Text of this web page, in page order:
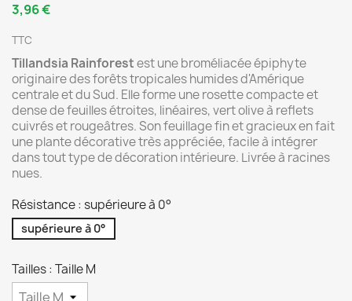
3,96 €
TTC
Tillandsia Rainforestest une broméliacée épiphyte
originaire des forêts tropicales humides d'Amérique
centrale et du Sud. Elle forme une rosette compacte et
dense de feuilles étroites, linéaires, vert olive à reflets
cuivrés et rougeâtres. Son feuillage fin et gracieux en fait
une plante décorative très appréciée, facile à intégrer
dans tout type de décoration intérieure. Livrée à racines
nues.
Résistance : supérieure à 0°
supérieure à 0°
Tailles : Taille M